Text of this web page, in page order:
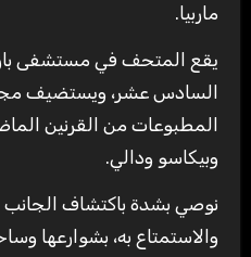
ماربيا.
يقع المتحف في مستشفى
السادس عشر، ويستضيف
المطبوعات من القرنين
وبيكاسو ودالي.
نوصي بشدة باكتشاف الجانب
والاستمتاع به، بشوارعها